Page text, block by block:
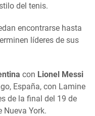
del tenis.
encontrarse hasta
líderes de sus
con Lionel Messi
España, con Lamine
de la final del 19 de
Nueva York.